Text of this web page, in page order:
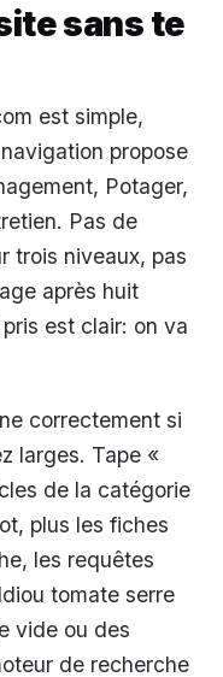
sans te
est simple,
propose
Potager,
Pas de
trois niveaux, pas
après huit
est clair: on va
correctement si
larges. Tape «
de la catégorie
plus les fiches
les requêtes
tomate serre
vide ou des
de recherche